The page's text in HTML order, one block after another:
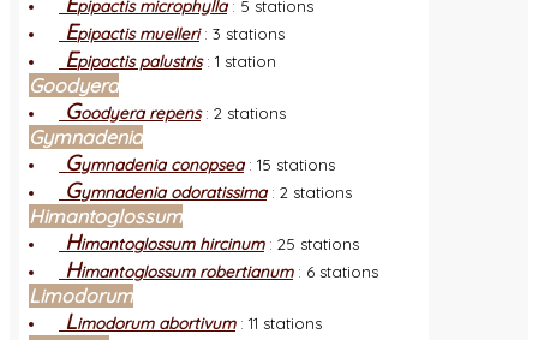
pipactis microphylla: 5 stations
Epipactis muelleri: 3 stations
Epipactis palustris: 1 station
Goodyera
Goodyera repens: 2 stations
Gymnadenia
Gymnadenia conopsea: 15 stations
Gymnadenia odoratissima: 2 stations
Himantoglossum
Himantoglossum hircinum: 25 stations
Himantoglossum robertianum: 6 stations
Limodorum
Limodorum abortivum: 11 stations